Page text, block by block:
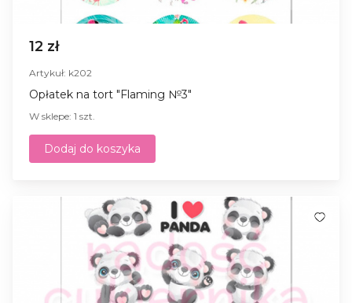
12 zł
Artykuł: k202
Opłatek na tort "Flaming №3"
W sklepe: 1 szt.
Dodaj do koszyka